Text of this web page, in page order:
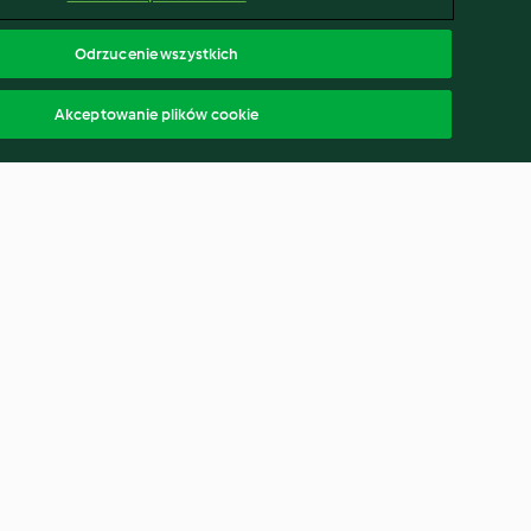
Odrzucenie wszystkich
Akceptowanie plików cookie